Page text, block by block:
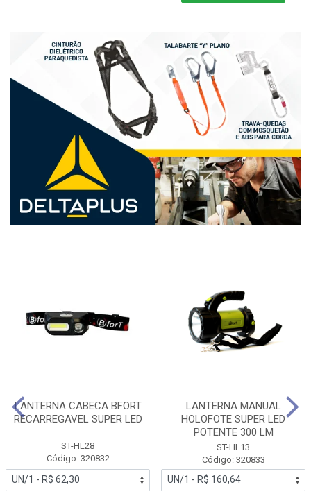
LANTERNA CABECA BFORT
RECARREGAVEL SUPER LED
ST-HL28
Código: 320832
LANTERNA MANUAL
HOLOFOTE SUPER LED
POTENTE 300 LM
ST-HL13
Código: 320833